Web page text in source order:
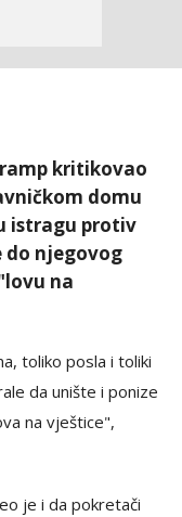
kritikovao
domu
istragu protiv
do njegovog
na
toliko posla i toliki
da unište i ponize
na vještice",
je i da pokretači